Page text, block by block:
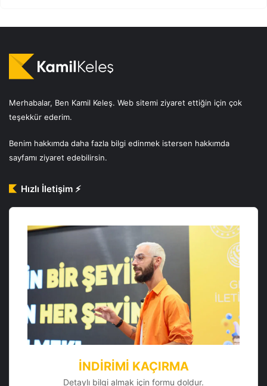
Merhabalar, Ben Kamil Keleş. Web sitemi ziyaret ettiğin için çok
teşekkür ederim.
Benim hakkımda daha fazla bilgi edinmek istersen hakkımda
sayfamı ziyaret edebilirsin.
Hızlı İletişim ⚡️
İNDIRIMI KAÇIRMA
Detaylı bilgi almak için formu doldur.